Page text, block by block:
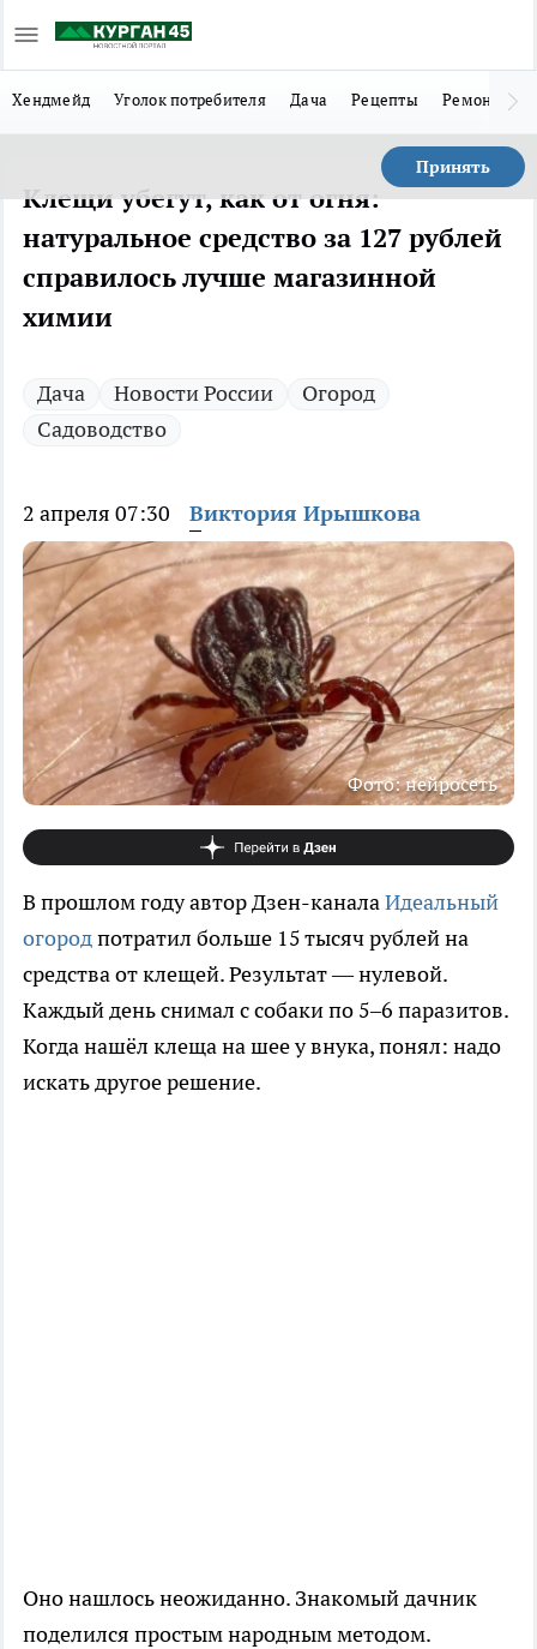
Хендмейд Уголок потребителя Дача Рецепты Ремонт
Принять
Клещи убегут, как от огня:
натуральное средство за 127 рублей
справилось лучше магазинной
химии
Дача Новости России
Огород
Садоводство
2 апреля 07:30 Виктория Ирышкова
Фото: нейросеть
В прошлом году автор Дзен-каналаИдеальный
огородпотратил больше 15 тысяч рублей на
средства от клещей. Результат — нулевой.
Каждый день снимал с собаки по 5–6 паразитов.
Когда нашёл клеща на шее у внука, понял: надо
искать другое решение.
Оно нашлось неожиданно. Знакомый дачник
поделился простым народным методом.